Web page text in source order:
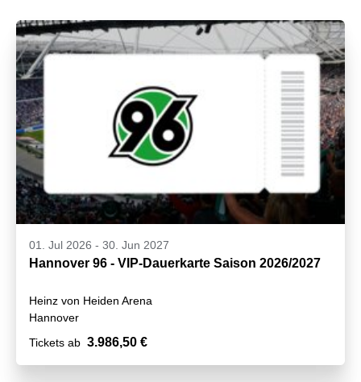
01. Jul 2026 - 30. Jun 2027
Hannover 96 - VIP-Dauerkarte Saison 2026/2027
Heinz von Heiden Arena
Hannover
Tickets ab 3.986,50 €